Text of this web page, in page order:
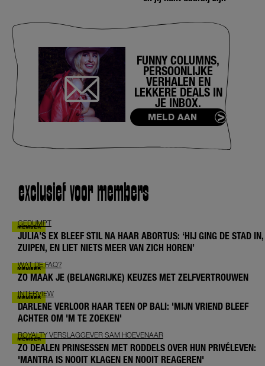
FUNNY COLUMNS,
PERSOONLIJKE
VERHALEN EN
LEKKERE DEALS IN
JE INBOX.
MELD AAN
exclusief voor members
GEDUMPT
JULIA’S EX BLEEF STIL NA HAAR ABORTUS: ‘HIJ GING DE STAD IN,
ZUIPEN, EN LIET NIETS MEER VAN ZICH HOREN’
WAT DE FAQ?
ZO MAAK JE (BELANGRIJKE) KEUZES MET ZELFVERTROUWEN
INTERVIEW
DARLENE VERLOOR HAAR TEEN OP BALI: 'MIJN VRIEND BLEEF
ACHTER OM 'M TE ZOEKEN'
ROYALTY VERSLAGGEVER SAM HOEVENAAR
ZO DEALEN PRINSESSEN MET RODDELS OVER HUN PRIVÉLEVEN:
'MANTRA IS NOOIT KLAGEN EN NOOIT REAGEREN'